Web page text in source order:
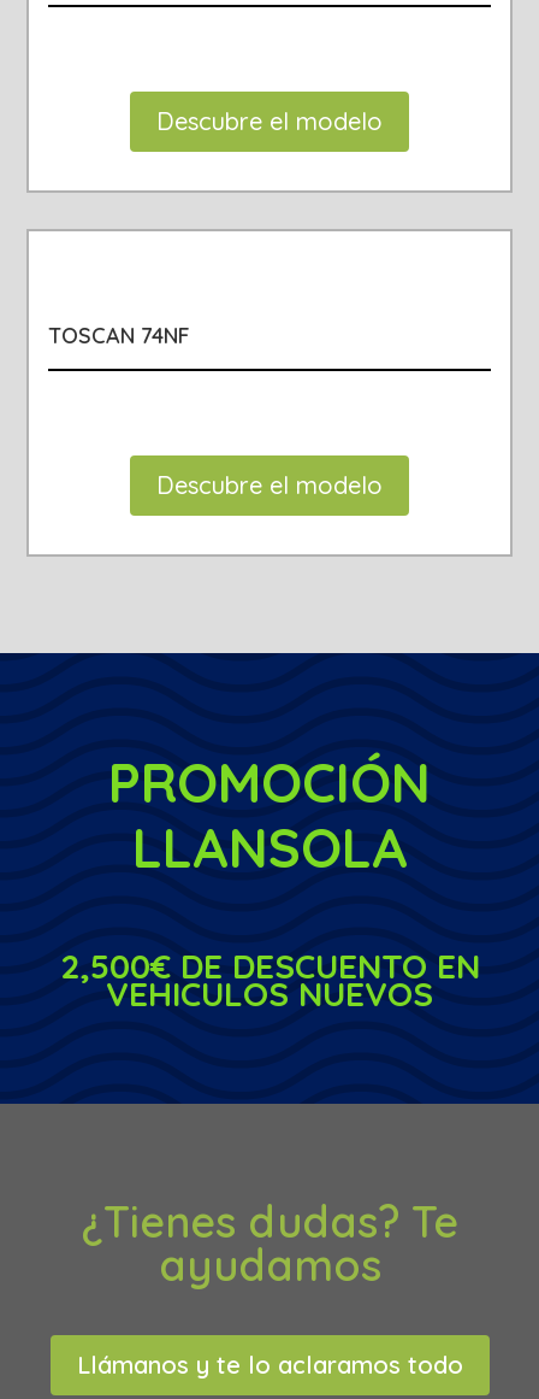
Descubre el modelo
TOSCAN 74NF
Descubre el modelo
PROMOCIÓN
LLANSOLA
2,500€ DE DESCUENTO EN
VEHICULOS NUEVOS
¿Tienes dudas? Te
ayudamos
Llámanos y te lo aclaramos todo